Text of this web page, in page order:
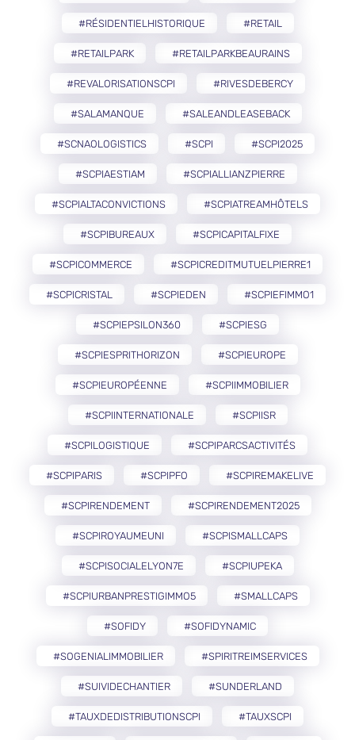
#RÉSIDENTIELHISTORIQUE #RETAIL
#RETAILPARK #RETAILPARKBEAURAINS
#REVALORISATIONSCPI #RIVESDEBERCY
#SALAMANQUE #SALEANDLEASEBACK
#SCNAOLOGISTICS #SCPI #SCPI2025
#SCPIAESTIAM #SCPIALLIANZPIERRE
#SCPIALTACONVICTIONS #SCPIATREAMHÔTELS
#SCPIBUREAUX #SCPICAPITALFIXE
#SCPICOMMERCE #SCPICREDITMUTUELPIERRE1
#SCPICRISTAL #SCPIEDEN #SCPIEFIMMO1
#SCPIEPSILON360 #SCPIESG
#SCPIESPRITHORIZON #SCPIEUROPE
#SCPIEUROPÉENNE #SCPIIMMOBILIER
#SCPIINTERNATIONALE #SCPIISR
#SCPILOGISTIQUE #SCPIPARCSACTIVITÉS
#SCPIPARIS #SCPIPFO #SCPIREMAKELIVE
#SCPIRENDEMENT #SCPIRENDEMENT2025
#SCPIROYAUMEUNI #SCPISMALLCAPS
#SCPISOCIALELYON7E #SCPIUPEKA
#SCPIURBANPRESTIGIMMO5 #SMALLCAPS
#SOFIDY #SOFIDYNAMIC
#SOGENIALIMMOBILIER #SPIRITREIMSERVICES
#SUIVIDECHANTIER #SUNDERLAND
#TAUXDEDISTRIBUTIONSCPI #TAUXSCPI